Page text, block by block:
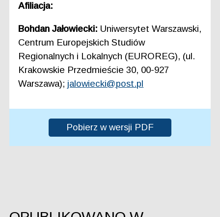
Afiliacja:
Bohdan Jałowiecki: Uniwersytet Warszawski,
Centrum Europejskich Studiów
Regionalnych i Lokalnych (EUROREG), (ul.
Krakowskie Przedmieście 30, 00-927
Warszawa); jalowiecki@post.pl
Pobierz w wersji PDF